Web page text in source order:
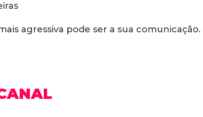
agressiva pode ser a sua